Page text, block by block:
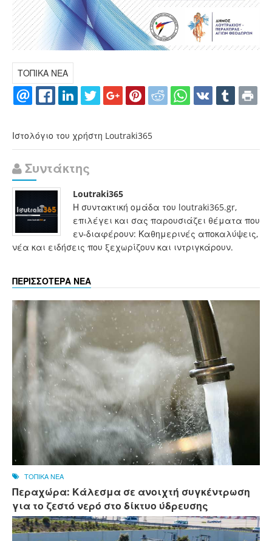
ΤΟΠΙΚΑ ΝΕΑ
Ιστολόγιο του χρήστη Loutraki365
Συντάκτης
Loutraki365
Η συντακτική ομάδα του loutraki365.gr,
επιλέγει και σας παρουσιάζει θέματα που
εν-διαφέρουν: Καθημερινές αποκαλύψεις,
νέα και ειδήσεις που ξεχωρίζουν και ιντριγκάρουν.
ΠΕΡΙΣΣΟΤΕΡΑ ΝΕΑ
ΤΟΠΙΚΑ ΝΕΑ
Περαχώρα: Κάλεσμα σε ανοιχτή συγκέντρωση
για το ζεστό νερό στο δίκτυο ύδρευσης